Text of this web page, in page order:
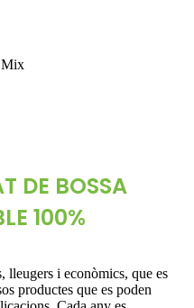
Mix
DE BOSSA
100%
lleugers i econòmics, que es
productes que es poden